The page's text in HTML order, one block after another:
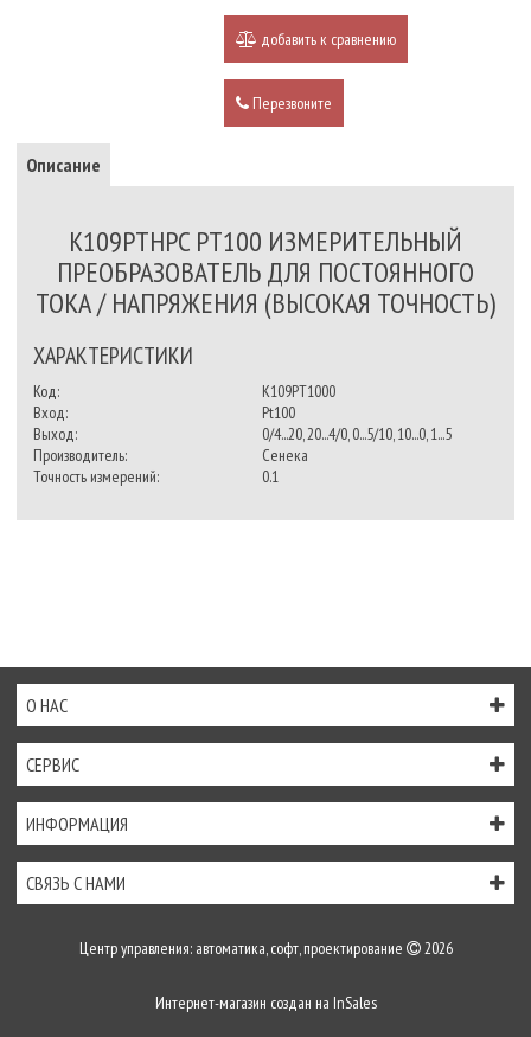
добавить к сравнению
Перезвоните
Описание
K109PTHPC PT100 ИЗМЕРИТЕЛЬНЫЙ
ПРЕОБРАЗОВАТЕЛЬ ДЛЯ ПОСТОЯННОГО
ТОКА / НАПРЯЖЕНИЯ (ВЫСОКАЯ ТОЧНОСТЬ)
ХАРАКТЕРИСТИКИ
Код:
K109PT1000
Вход:
Pt100
Выход:
0/4...20, 20...4/0, 0...5/10, 10...0, 1...5
Производитель:
Сенека
Точность измерений:
0.1
О НАС
СЕРВИС
ИНФОРМАЦИЯ
СВЯЗЬ С НАМИ
Центр управления: автоматика, софт, проектирование 2026
Интернет-магазин создан на InSales